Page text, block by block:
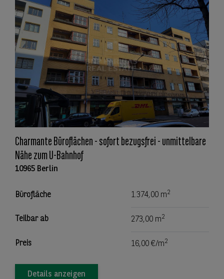
Charmante Büroflächen - sofort bezugsfrei - unmittelbare
Nähe zum U-Bahnhof
10965 Berlin
Bürofläche 1.374,00 m2
Teilbar ab 273,00 m2
Preis 16,00 €/m2
Details anzeigen